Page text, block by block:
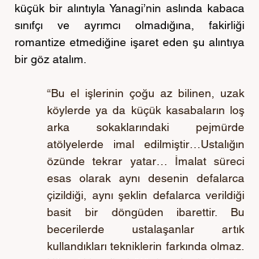
küçük bir alıntıyla Yanagi’nin aslında kabaca
sınıfçı ve ayrımcı olmadığına, fakirliği
romantize etmediğine işaret eden şu alıntıya
bir göz atalım.
“Bu el işlerinin çoğu az bilinen, uzak
köylerde ya da küçük kasabaların loş
arka sokaklarındaki pejmürde
atölyelerde imal edilmiştir…Ustalığın
özünde tekrar yatar… İmalat süreci
esas olarak aynı desenin defalarca
çizildiği, aynı şeklin defalarca verildiği
basit bir döngüden ibarettir. Bu
becerilerde ustalaşanlar artık
kullandıkları tekniklerin farkında olmaz.